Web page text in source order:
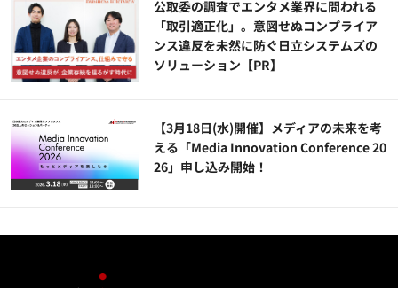
公​​取委の調査でエンタメ業界に問われる
「取引適正化」。意図せぬコンプライア
ンス違反を未然に防ぐ日立システムズの
ソリューション​【PR】
【3月18日(水)開催】メディアの未来を考
える「Media Innovation Conference 20
26」申し込み開始！